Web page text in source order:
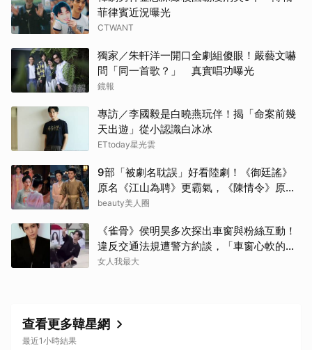
菲律賓近況曝光
CTWANT
獨家／朱軒洋一開口全劇組傻眼！嚴藝文嚇
問「同一首歌？」 真實唱功曝光
鏡報
專訪／李國毅是白曉燕玩伴！揭「命案前幾
天出遊」從小認識白冰冰
ETtoday星光雲
9部「被劇名耽誤」好看陸劇！《御廷謠》
原名《江山為聘》更霸氣，《陳情令》原名
好聽
beauty美人圈
《雀骨》侯明昊多次探出車窗與粉絲互動！
違反交通法規遭警方約談，「車窗心軟的
神」上熱搜
女人我最大
查看更多韓星網
最近1小時結果